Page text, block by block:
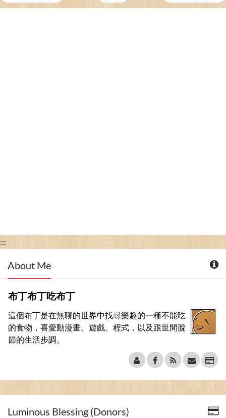
:::
About Me
布丁布丁吃布丁
這個布丁是在無聊的世界中找尋樂趣的一種不能吃
的食物，喜愛動漫畫、遊戲、程式，以及跟世間脫
節的生活步調。
Luminous Blessing (Donors)